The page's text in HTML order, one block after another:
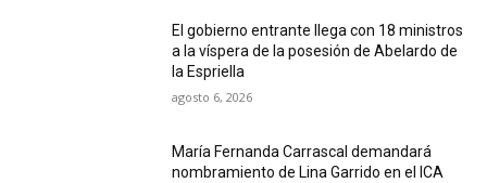
El gobierno entrante llega con 18 ministros
a la víspera de la posesión de Abelardo de
la Espriella
agosto 6, 2026
María Fernanda Carrascal demandará
nombramiento de Lina Garrido en el ICA